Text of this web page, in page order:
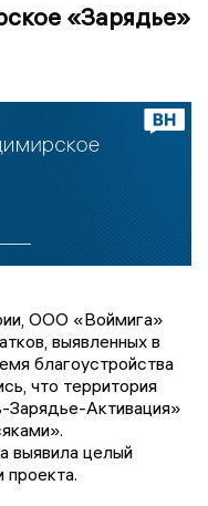
«Зарядье»
ООО «Воймига»
выявленных в
благоустройства
что территория
Зарядье-Активация»
выявила целый
проекта.